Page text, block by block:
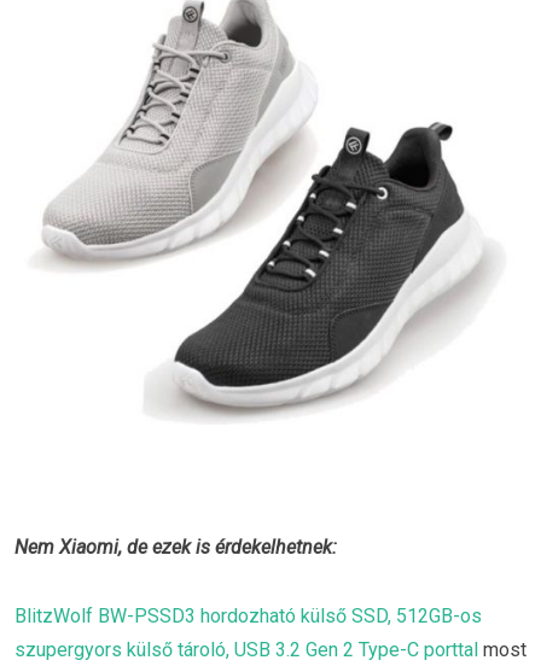
Nem Xiaomi, de ezek is érdekelhetnek:
BlitzWolf BW-PSSD3 hordozható külső SSD, 512GB-os
szupergyors külső tároló, USB 3.2 Gen 2 Type-C porttal most